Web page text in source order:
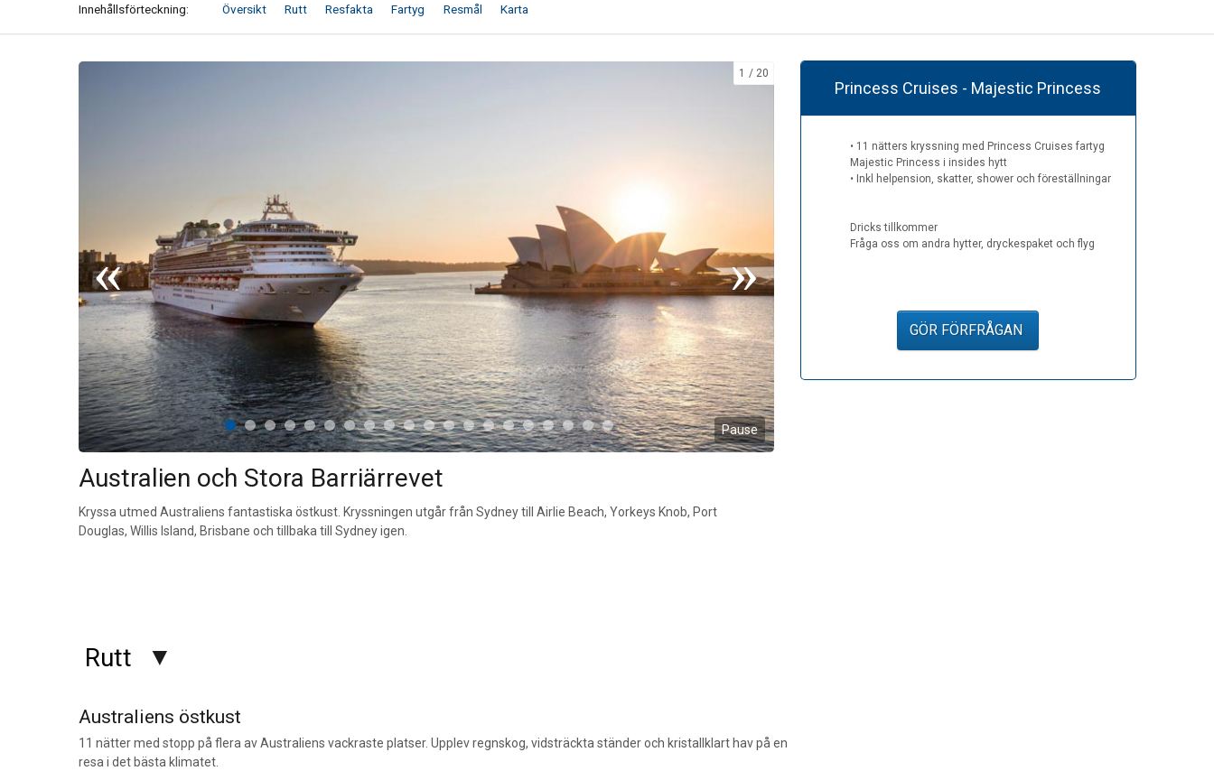
Innehållsförteckning Översikt Rutt Resfakta Fartyg Resmål Karta
Pause
1 20
Australien och Stora Barriärrevet
Kryssa utmed Australiens fantastiska östkust. Kryssningen utgår från Sydney till Airlie Beach, Yorkeys Knob, Port
Douglas, Willis Island, Brisbane och tillbaka till Sydney igen.
Princess Cruises - Majestic Princess
• 11 nätters kryssning med Princess Cruises fartyg
Majestic Princess i insides hytt
• Inkl helpension, skatter, shower och föreställningar
Dricks tillkommer
Fråga oss om andra hytter, dryckespaket och flyg
GÖR FÖRFRÅGAN
Rutt
Australiens östkust
11 nätter med stopp på flera av Australiens vackraste platser. Upplev regnskog, vidsträckta ständer och kristallklart hav på en
resa i det bästa klimatet.